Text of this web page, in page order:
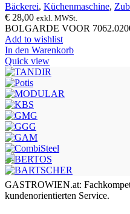
Bäckerei, Küchenmaschine,
€ 28,00 exkl. MWSt.
BOLGARDE VOOR
Add to wishlist
In den Warenkorb
Quick view
GASTROWIEN.at:
kundenorientierten Service.